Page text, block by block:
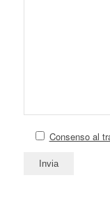
Consenso al